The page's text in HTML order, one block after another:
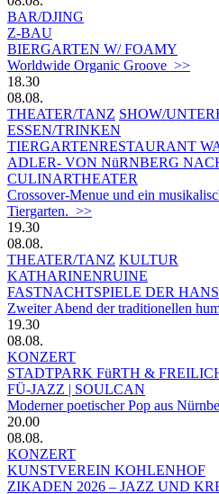
BAR/DJING
Z-BAU
BIERGARTEN W/ FOAMY
Worldwide Organic Groove >>
18.30
08.08.
THEATER/TANZ SHOW/
ESSEN/TRINKEN
TIERGARTEN­RESTAURANT
ADLER- VON NüRNBERG
CULINARTHEATER
Crossover-Menue und ein
Tiergarten. >>
19.30
08.08.
THEATER/TANZ KULTUR
KATHARINENRUINE
FASTNACHTSPIELE DER
Zweiter Abend der traditionellen
19.30
08.08.
KONZERT
STADTPARK FüRTH &
FÜ-JAZZ | SOULCAN
Moderner poetischer Pop aus
20.00
08.08.
KONZERT
KUNSTVEREIN KOHLENHOF
ZIKADEN 2026 – JAZZ UND